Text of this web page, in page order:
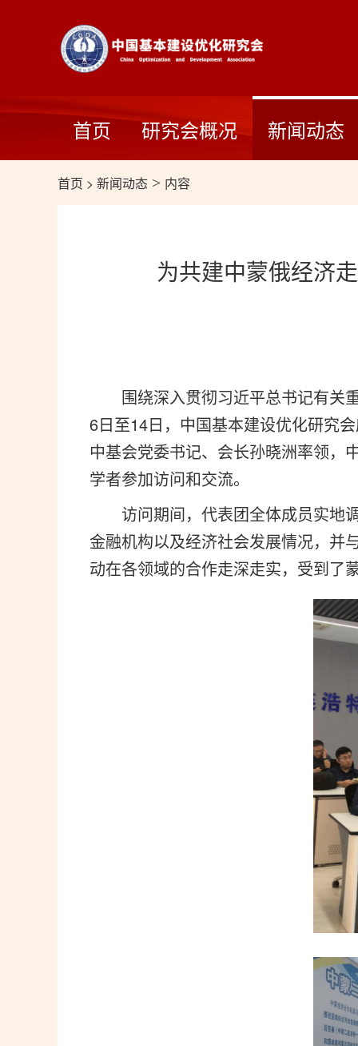
首页 研究会概况 新闻动态
首页 > 新闻动态 > 内容
为共建中蒙俄经济
围绕深入贯彻习近平总书记有关
6日至14日，中国基本建设优化研究
中基会党委书记、会长孙晓洲率领，
学者参加访问和交流。
访问期间，代表团全体成员实地
金融机构以及经济社会发展情况，并
动在各领域的合作走深走实，受到了